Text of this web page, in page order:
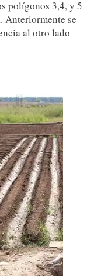
polígonos 3,4, y 5
se
al otro lado